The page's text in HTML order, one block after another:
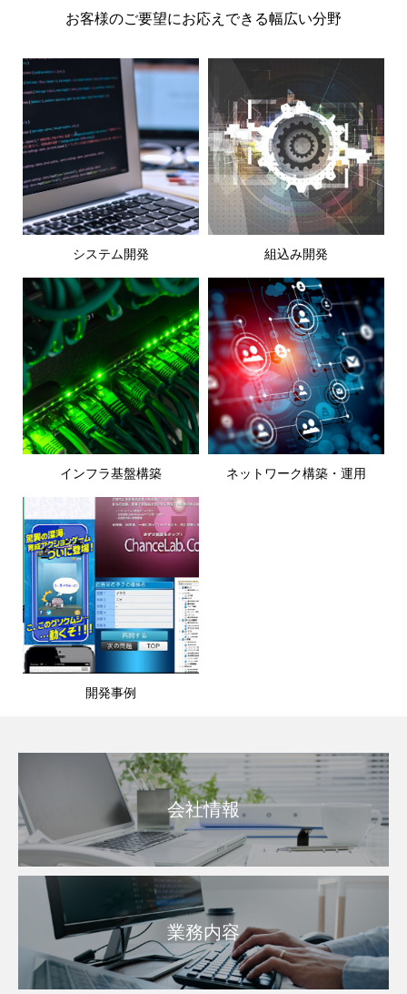
お客様のご要望にお応えできる幅広い分野
システム開発 組込み開発
インフラ基盤構築 ネットワーク構築・運用
開発事例
会社情報
業務内容